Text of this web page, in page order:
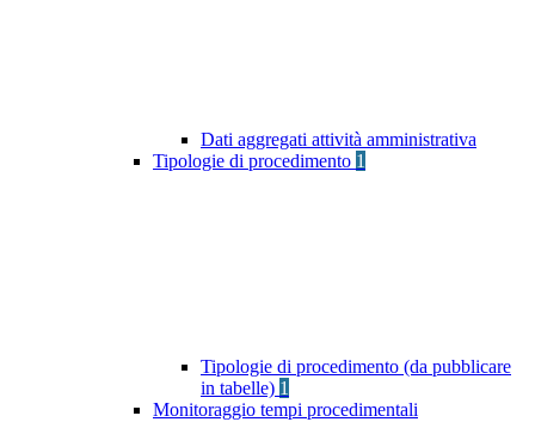
Dati aggregati attività amministrativa
Tipologie di procedimento 1
Tipologie di procedimento (da pubblicare
in tabelle) 1
Monitoraggio tempi procedimentali